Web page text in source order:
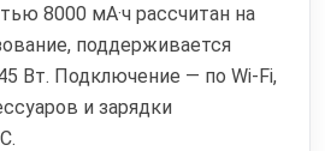
8000 мА·ч рассчитан на
поддерживается
Вт. Подключение — по Wi‑Fi,
и зарядки